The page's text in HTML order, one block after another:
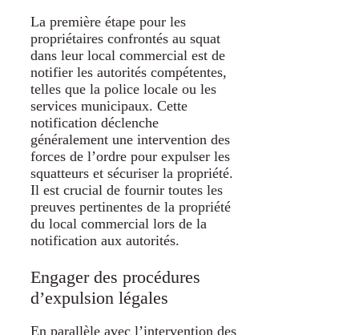
La première étape pour les
propriétaires confrontés au squat
dans leur local commercial est de
notifier les autorités compétentes,
telles que la police locale ou les
services municipaux. Cette
notification déclenche
généralement une intervention des
forces de l’ordre pour expulser les
squatteurs et sécuriser la propriété.
Il est crucial de fournir toutes les
preuves pertinentes de la propriété
du local commercial lors de la
notification aux autorités.
Engager des procédures
d’expulsion légales
En parallèle avec l’intervention des